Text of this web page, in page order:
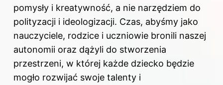
pomysły i kreatywność, a nie narzędziem do
polityzacji i ideologizacji. Czas, abyśmy jako
nauczyciele, rodzice i uczniowie bronili naszej
autonomii oraz dążyli do stworzenia
przestrzeni, w której każde dziecko będzie
mogło rozwijać swoje talenty i